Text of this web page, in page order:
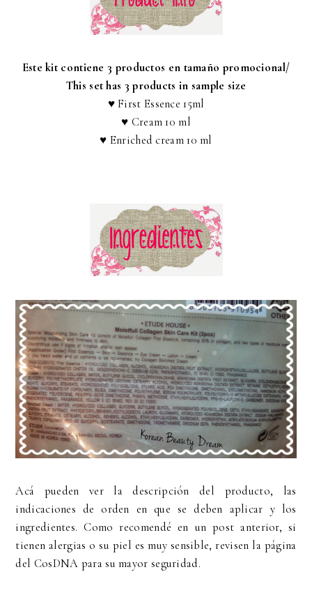
Este kit contiene 3 productos en tamaño promocional/
This set has 3 products in sample size
♥ First Essence 15ml
♥ Cream 10 ml
♥ Enriched cream 10 ml
Acá pueden ver la descripción del producto, las
indicaciones de orden en que se deben aplicar y los
ingredientes. Como recomendé en un post anterior, si
tienen alergias o su piel es muy sensible, revisen la página
del CosDNA para su mayor seguridad.